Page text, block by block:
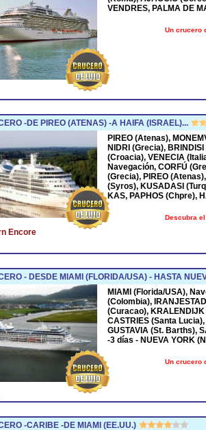
VENDRES, PALMA DE
Un crucero
-DE PIREO (ATENAS) -A HAIFA (ISRAEL)...
Encore
PIREO (Atenas),
NIDRI (Grecia),
(Croacia), VENECIA
Navegación, CORFÚ
(Grecia), PIREO
(Syros), KUSADASI
KAS, PAPHOS (Chpre),
Descubra
- DESDE MIAMI (FLORIDA/USA) - HASTA
MIAMI (Florida/USA),
(Colombia),
(Curacao), KRALENDIJK
CASTRIES (Santa
GUSTAVIA (St. Barths),
-3 días - NUEVA YORK
Un crucero
-CARIBE -DE MIAMI (EE.UU.)